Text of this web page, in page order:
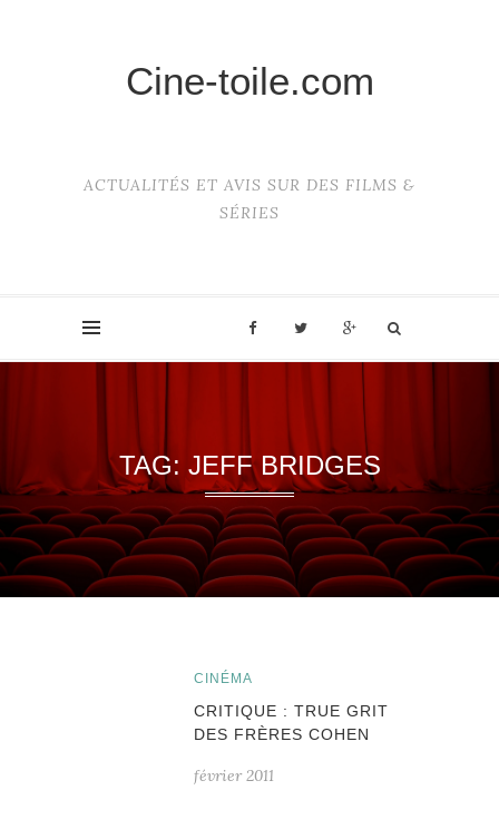
Cine-toile.com
ACTUALITÉS ET AVIS SUR DES FILMS &
SÉRIES
TAG: JEFF BRIDGES
CINÉMA
CRITIQUE : TRUE GRIT
DES FRÈRES COHEN
février 2011